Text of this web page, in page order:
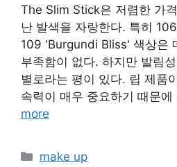
The Slim Stick은 저렴한 가
난 발색을 자랑한다. 특히
109 'Burgundi Bliss' 색상은
부족함이 없다. 하지만 발림
별로라는 평이 있다. 립 제품
속력이 매우 중요하기 때문
more
Categories
make up